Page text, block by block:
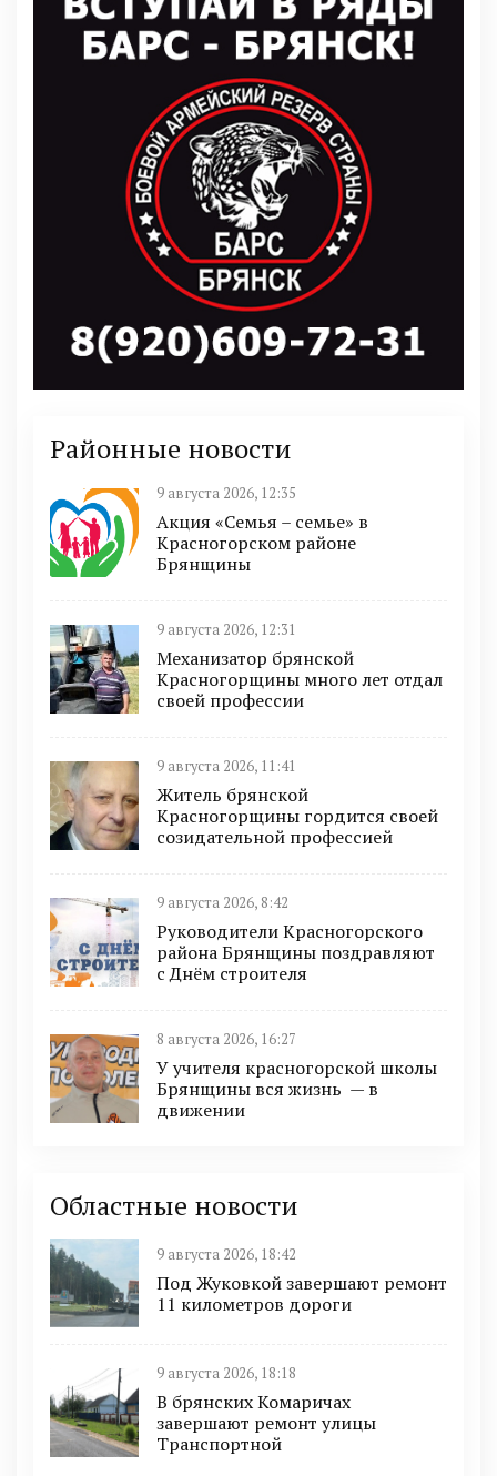
Районные новости
9 августа 2026, 12:35
Акция «Семья – семье» в
Красногорском районе
Брянщины
9 августа 2026, 12:31
Механизатор брянской
Красногорщины много лет отдал
своей профессии
9 августа 2026, 11:41
Житель брянской
Красногорщины гордится своей
созидательной профессией
9 августа 2026, 8:42
Руководители Красногорского
района Брянщины поздравляют
с Днём строителя
8 августа 2026, 16:27
У учителя красногорской школы
Брянщины вся жизнь — в
движении
Областные новости
9 августа 2026, 18:42
Под Жуковкой завершают ремонт
11 километров дороги
9 августа 2026, 18:18
В брянских Комаричах
завершают ремонт улицы
Транспортной